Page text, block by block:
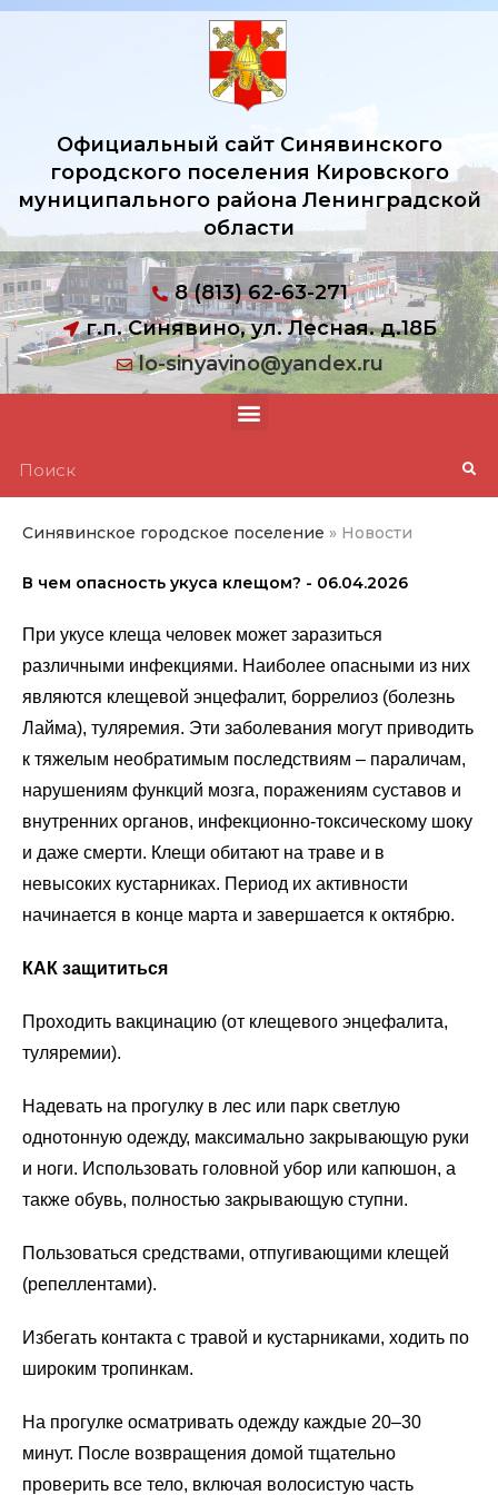
Официальный сайт Синявинского
городского поселения Кировского
муниципального района Ленинградской
области
8 (813) 62-63-271
г.п. Синявино, ул. Лесная. д.18Б
lo-sinyavino@yandex.ru
Синявинское городское поселение » Новости
В чем опасность укуса клещом? - 06.04.2026
При укусе клеща человек может заразиться
различными инфекциями. Наиболее опасными из них
являются клещевой энцефалит, боррелиоз (болезнь
Лайма), туляремия. Эти заболевания могут приводить
к тяжелым необратимым последствиям – параличам,
нарушениям функций мозга, поражениям суставов и
внутренних органов, инфекционно-токсическому шоку
и даже смерти. Клещи обитают на траве и в
невысоких кустарниках. Период их активности
начинается в конце марта и завершается к октябрю.
КАК защититься
Проходить вакцинацию (от клещевого энцефалита,
туляремии).
Надевать на прогулку в лес или парк светлую
однотонную одежду, максимально закрывающую руки
и ноги. Использовать головной убор или капюшон, а
также обувь, полностью закрывающую ступни.
Пользоваться средствами, отпугивающими клещей
(репеллентами).
Избегать контакта с травой и кустарниками, ходить по
широким тропинкам.
На прогулке осматривать одежду каждые 20–30
минут. После возвращения домой тщательно
проверить все тело, включая волосистую часть